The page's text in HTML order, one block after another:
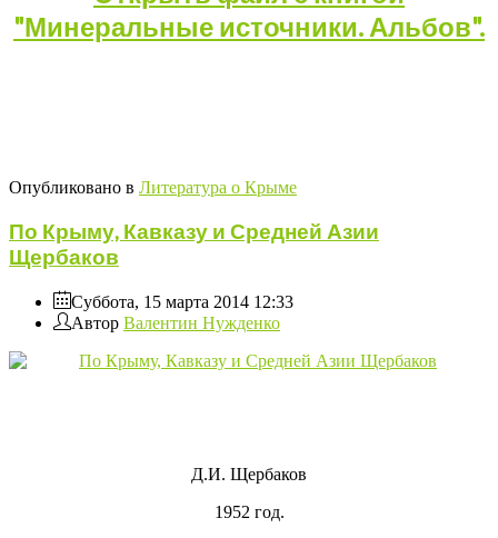
"Минеральные источники. Альбов".
Опубликовано в Литература о Крыме
По Крыму, Кавказу и Средней Азии
Щербаков
Суббота, 15 марта 2014 12:33
Автор Валентин Нужденко
Д.И. Щербаков
1952 год.